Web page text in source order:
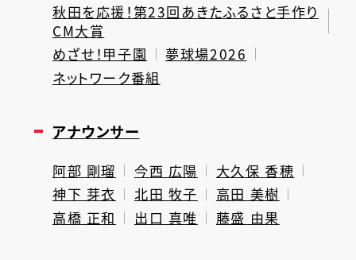
秋田を応援！第23回あきたふるさと手作り
CM大賞
めざせ！甲子園
夢球場2026
ネットワーク番組
アナウンサー
阿部 剛瑠 今西 広陽
大久保 香穂
神下 芽衣
北田 牧子
高田 美樹
高橋 正和
出口 真唯 藤盛 由果